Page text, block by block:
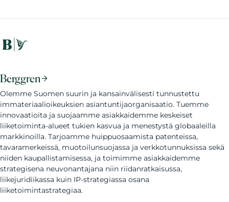
Berggren
Olemme Suomen suurin ja kansainvälisesti tunnustettu
immateriaalioikeuksien asiantuntijaorganisaatio. Tuemme
innovaatioita ja suojaamme asiakkaidemme keskeiset
liiketoiminta-alueet tukien kasvua ja menestystä globaaleilla
markkinoilla. Tarjoamme huippuosaamista patenteissa,
tavaramerkeissä, muotoilunsuojassa ja verkkotunnuksissa sekä
niiden kaupallistamisessa, ja toimimme asiakkaidemme
strategisena neuvonantajana niin riidanratkaisussa,
liikejuridiikassa kuin IP-strategiassa osana
liiketoimintastrategiaa.